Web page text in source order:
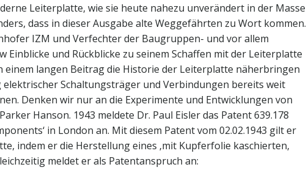
Leiterplatte, wie sie heute nahezu unverändert in der Masse
dass in dieser Ausgabe alte Weggefährten zu Wort kommen.
IZM und Verfechter der Baugruppen- und vor allem
und Rückblicke zu seinem Schaffen mit der Leiterplatte
einem langen Beitrag die Historie der Leiterplatte näherbringen
elektrischer Schaltungsträger und Verbindungen bereits weit
Denken wir nur an die Experimente und Entwicklungen von
Hanson. 1943 meldete Dr. Paul Eisler das Patent 639.178
in London an. Mit diesem Patent vom 02.02.1943 gilt er
indem er die Herstellung eines ‚mit Kupferfolie kaschierten,
meldet er als Patentanspruch an: